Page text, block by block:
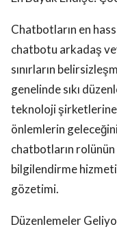
Chatbotların en
chatbotu arkadaş
sınırların
genelinde sıkı
teknoloji şirketlerine
önlemlerin
chatbotların
bilgilendirme
gözetimi.
Düzenlemeler